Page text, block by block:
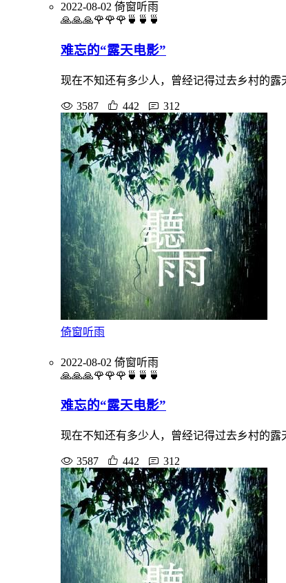
2022-08-02 倚窗听雨
🙏🙏🙏🌹🌹🌹🍵🍵🍵
难忘的“露天电影”
现在不知还有多少人，曾经记得过去乡村的
3587 442 312
倚窗听雨
2022-08-02 倚窗听雨
🙏🙏🙏🌹🌹🌹🍵🍵🍵
难忘的“露天电影”
现在不知还有多少人，曾经记得过去乡村的
3587 442 312